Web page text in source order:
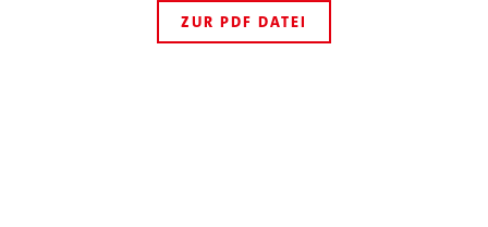
ZUR PDF DATEI